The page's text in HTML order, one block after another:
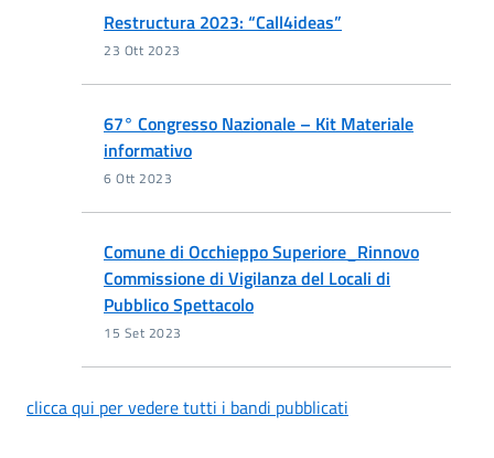
Restructura 2023: “Call4ideas”
23 Ott 2023
67° Congresso Nazionale – Kit Materiale
informativo
6 Ott 2023
Comune di Occhieppo Superiore_Rinnovo
Commissione di Vigilanza del Locali di
Pubblico Spettacolo
15 Set 2023
clicca qui per vedere tutti i bandi pubblicati